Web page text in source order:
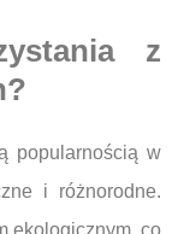
z
popularnością w
i różnorodne.
ekologicznym, co